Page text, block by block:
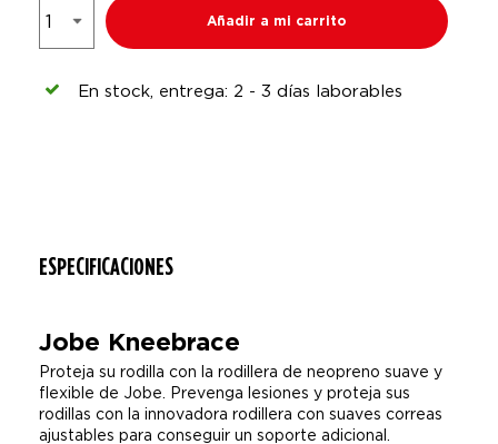
Añadir a mi carrito
En stock, entrega: 2 - 3 días laborables
ESPECIFICACIONES
Jobe Kneebrace
Proteja su rodilla con la rodillera de neopreno suave y
flexible de Jobe. Prevenga lesiones y proteja sus
rodillas con la innovadora rodillera con suaves correas
ajustables para conseguir un soporte adicional.